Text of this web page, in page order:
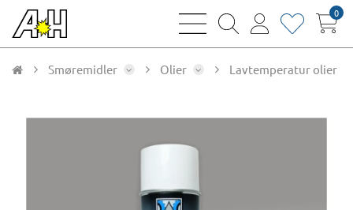
bars
magnifying
user
heart0
Smøremidler Olier Lavtemperatur olier